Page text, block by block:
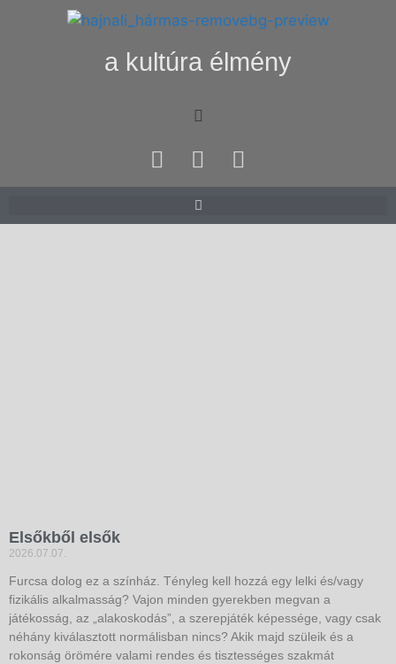
a kultúra élmény
Elsőkből elsők
2026.07.07.
Furcsa dolog ez a színház. Tényleg kell hozzá egy lelki és/vagy
fizikális alkalmasság? Vajon minden gyerekben megvan a
játékosság, az „alakoskodás”, a szerepjáték képessége, vagy csak
néhány kiválasztott normálisban nincs? Akik majd szüleik és a
rokonság örömére valami rendes és tisztességes szakmát